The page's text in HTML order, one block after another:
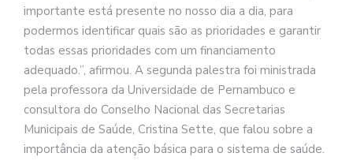
importante está presente no nosso dia a dia, para
podermos identificar quais são as prioridades e garantir
todas essas prioridades com um financiamento
adequado.”, afirmou. A segunda palestra foi ministrada
pela professora da Universidade de Pernambuco e
consultora do Conselho Nacional das Secretarias
Municipais de Saúde, Cristina Sette, que falou sobre a
importância da atenção básica para o sistema de saúde.